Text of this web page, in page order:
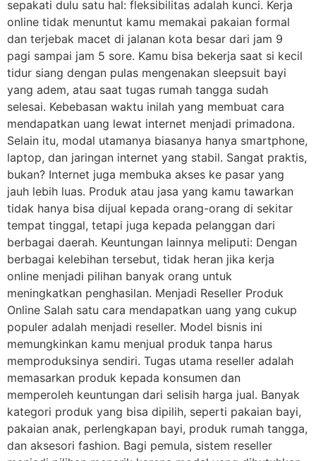
sepakati dulu satu hal: fleksibilitas adalah kunci. Kerja
online tidak menuntut kamu memakai pakaian formal
dan terjebak macet di jalanan kota besar dari jam 9
pagi sampai jam 5 sore. Kamu bisa bekerja saat si kecil
tidur siang dengan pulas mengenakan sleepsuit bayi
yang adem, atau saat tugas rumah tangga sudah
selesai. Kebebasan waktu inilah yang membuat cara
mendapatkan uang lewat internet menjadi primadona.
Selain itu, modal utamanya biasanya hanya smartphone,
laptop, dan jaringan internet yang stabil. Sangat praktis,
bukan? Internet juga membuka akses ke pasar yang
jauh lebih luas. Produk atau jasa yang kamu tawarkan
tidak hanya bisa dijual kepada orang-orang di sekitar
tempat tinggal, tetapi juga kepada pelanggan dari
berbagai daerah. Keuntungan lainnya meliputi: Dengan
berbagai kelebihan tersebut, tidak heran jika kerja
online menjadi pilihan banyak orang untuk
meningkatkan penghasilan. Menjadi Reseller Produk
Online Salah satu cara mendapatkan uang yang cukup
populer adalah menjadi reseller. Model bisnis ini
memungkinkan kamu menjual produk tanpa harus
memproduksinya sendiri. Tugas utama reseller adalah
memasarkan produk kepada konsumen dan
memperoleh keuntungan dari selisih harga jual. Banyak
kategori produk yang bisa dipilih, seperti pakaian bayi,
pakaian anak, perlengkapan bayi, produk rumah tangga,
dan aksesori fashion. Bagi pemula, sistem reseller